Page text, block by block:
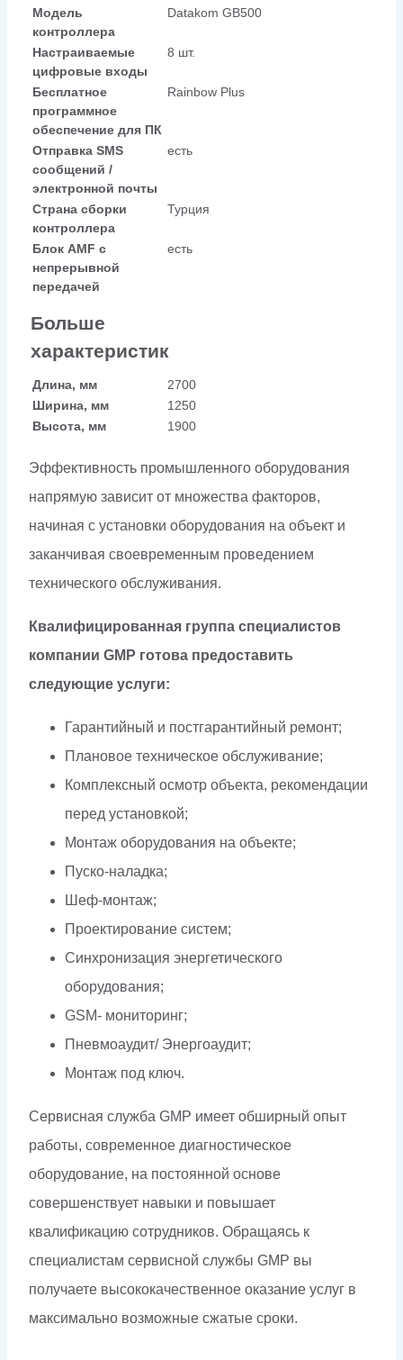
Модель
контроллера
Datakom GB500
Настраиваемые
цифровые входы
8 шт.
Бесплатное
программное
обеспечение для ПК
Rainbow Plus
Отправка SMS
сообщений /
электронной почты
есть
Страна сборки
контроллера
Турция
Блок AMF с
непрерывной
передачей
есть
Больше
характеристик
Длина, мм
2700
Ширина, мм
1250
Высота, мм
1900
Эффективность промышленного оборудования
напрямую зависит от множества факторов,
начиная с установки оборудования на объект и
заканчивая своевременным проведением
технического обслуживания.
Квалифицированная группа специалистов
компании GMP готова предоставить
следующие услуги:
Гарантийный и постгарантийный ремонт;
Плановое техническое обслуживание;
Комплексный осмотр объекта, рекомендации
перед установкой;
Монтаж оборудования на объекте;
Пуско-наладка;
Шеф-монтаж;
Проектирование систем;
Синхронизация энергетического
оборудования;
GSM- мониторинг;
Пневмоаудит/ Энергоаудит;
Монтаж под ключ.
Сервисная служба GMP имеет обширный опыт
работы, современное диагностическое
оборудование, на постоянной основе
совершенствует навыки и повышает
квалификацию сотрудников. Обращаясь к
специалистам сервисной службы GMP вы
получаете высококачественное оказание услуг в
максимально возможные сжатые сроки.